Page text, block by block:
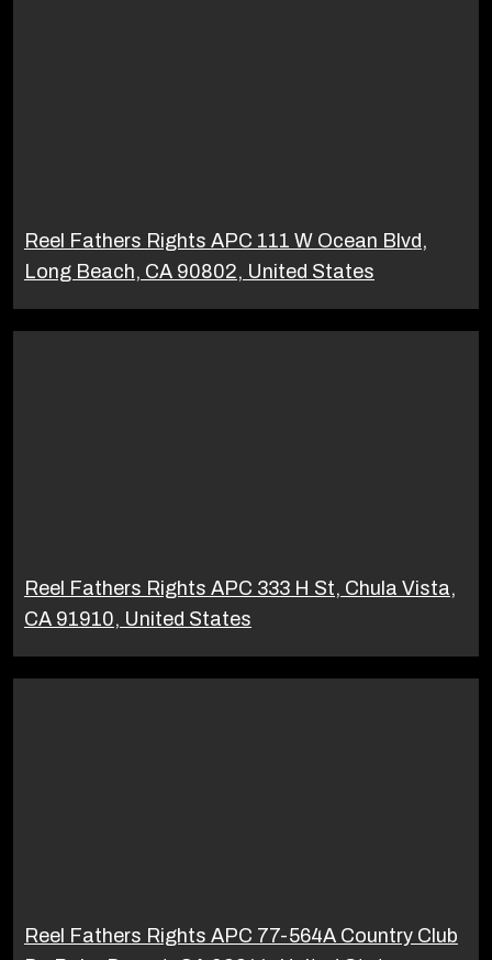
Reel Fathers Rights APC 111 W Ocean Blvd,
Long Beach, CA 90802, United States
Reel Fathers Rights APC 333 H St, Chula Vista,
CA 91910, United States
Reel Fathers Rights APC 77-564A Country Club